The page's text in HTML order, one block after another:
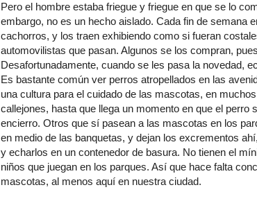
Pero el hombre estaba friegue y friegue en que se lo
embargo, no es un hecho aislado. Cada fin de semana
cachorros, y los traen exhibiendo como si fueran
automovilistas que pasan. Algunos se los compran,
Desafortunadamente, cuando se les pasa la novedad,
Es bastante común ver perros atropellados en las
una cultura para el cuidado de las mascotas, en
callejones, hasta que llega un momento en que el
encierro. Otros que sí pasean a las mascotas en los
en medio de las banquetas, y dejan los excrementos
y echarlos en un contenedor de basura. No tienen el
niños que juegan en los parques. Así que hace falta
mascotas, al menos aquí en nuestra ciudad.